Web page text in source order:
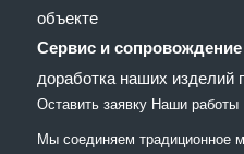
объекте
Сервис и сопровождение
доработка наших изделий
Оставить заявку Наши работы
Мы соединяем традиционное